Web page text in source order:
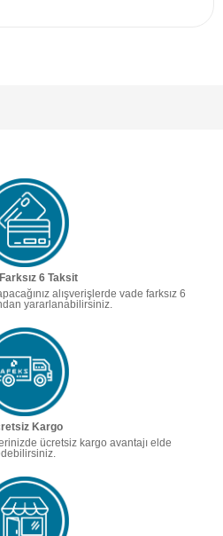
6 Taksit
alışverişlerde vade farksız 6
yararlanabilirsiniz.
Kargo
ücretsiz kargo avantajı elde